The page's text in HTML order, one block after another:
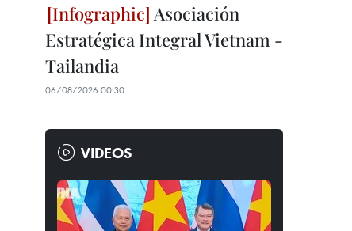
Asociación
Estratégica Integral Vietnam -
Tailandia
06/08/2026 00:30
VIDEOS